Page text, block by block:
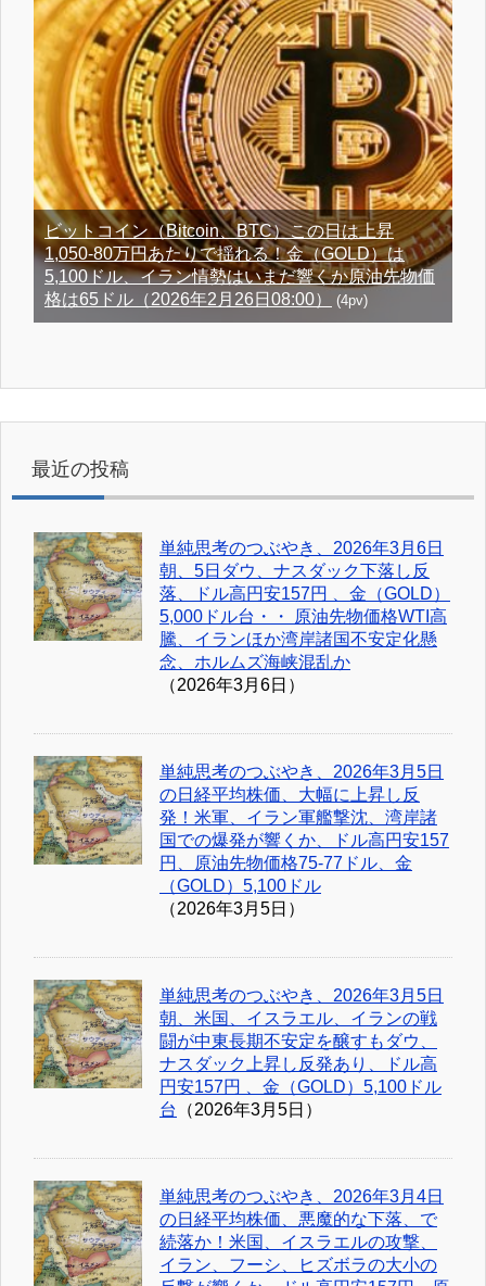
ビットコイン（Bitcoin、BTC）この日は上昇
1,050-80万円あたりで揺れる！金（GOLD）は
5,100ドル、イラン情勢はいまだ響くか原油先物価
格は65ドル（2026年2月26日08:00）
(4pv)
最近の投稿
単純思考のつぶやき、2026年3月6日
朝、5日ダウ、ナスダック下落し反
落、ドル高円安157円 、金（GOLD）
5,000ドル台・・ 原油先物価格WTI高
騰、イランほか湾岸諸国不安定化懸
念、ホルムズ海峡混乱か
（2026年3月6日）
単純思考のつぶやき、2026年3月5日
の日経平均株価、大幅に上昇し反
発！米軍、イラン軍艦撃沈、湾岸諸
国での爆発が響くか、ドル高円安157
円、原油先物価格75-77ドル、金
（GOLD）5,100ドル
（2026年3月5日）
単純思考のつぶやき、2026年3月5日
朝、米国、イスラエル、イランの戦
闘が中東長期不安定を醸すもダウ、
ナスダック上昇し反発あり、ドル高
円安157円 、金（GOLD）5,100ドル
台
（2026年3月5日）
単純思考のつぶやき、2026年3月4日
の日経平均株価、悪魔的な下落、で
続落か！米国、イスラエルの攻撃、
イラン、フーシ、ヒズボラの大小の